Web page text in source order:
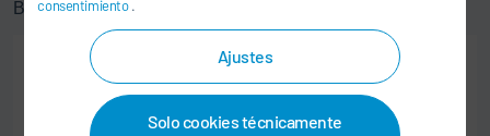
consentimiento.
Ajustes
Solo cookies técnicamente
Battery de Dürr.